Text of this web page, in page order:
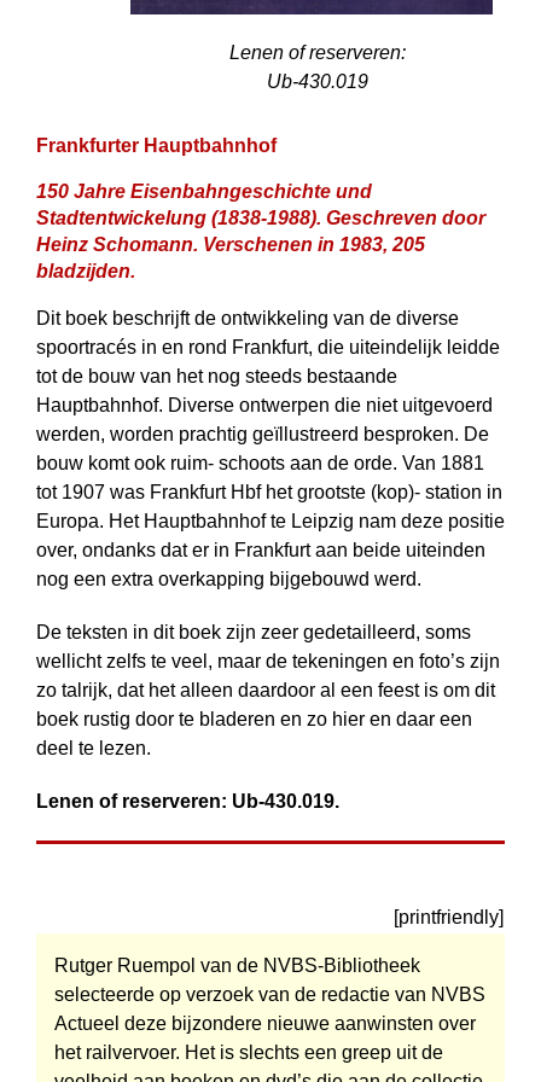
Lenen of reserveren:
Ub-430.019
Frankfurter Hauptbahnhof
150 Jahre Eisenbahngeschichte und
Stadtentwickelung (1838-1988). Geschreven door
Heinz Schomann. Verschenen in 1983, 205
bladzijden.
Dit boek beschrijft de ontwikkeling van de diverse
spoortracés in en rond Frankfurt, die uiteindelijk leidde
tot de bouw van het nog steeds bestaande
Hauptbahnhof. Diverse ontwerpen die niet uitgevoerd
werden, worden prachtig geïllustreerd besproken. De
bouw komt ook ruim- schoots aan de orde. Van 1881
tot 1907 was Frankfurt Hbf het grootste (kop)- station in
Europa. Het Hauptbahnhof te Leipzig nam deze positie
over, ondanks dat er in Frankfurt aan beide uiteinden
nog een extra overkapping bijgebouwd werd.
De teksten in dit boek zijn zeer gedetailleerd, soms
wellicht zelfs te veel, maar de tekeningen en foto’s zijn
zo talrijk, dat het alleen daardoor al een feest is om dit
boek rustig door te bladeren en zo hier en daar een
deel te lezen.
Lenen of reserveren: Ub-430.019.
[printfriendly]
Rutger Ruempol van de NVBS-Bibliotheek
selecteerde op verzoek van de redactie van NVBS
Actueel deze bijzondere nieuwe aanwinsten over
het railvervoer. Het is slechts een greep uit de